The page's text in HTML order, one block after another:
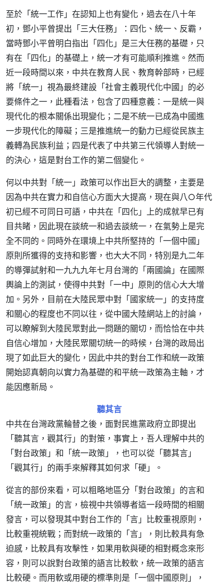
至於「統一工作」在認知上也有變化，過去在八十年
初，鄧小平曾提出「三大任務」：四化、統一、反霸，
當時鄧小平曾明白指出「四化」是三大任務的基礎，只
有在「四化」的基礎上，統一才有可能順利推進。然而
近一段時間以來，中共在教育人民、教育幹部時，已經
將「統一」視為最終建設「社會主義現代化中國」的必
要條件之一，此種看法，包含了四種意義：一是統一與
現代化的根本關係出現變化；二是不統一已成為中國進
一步現代化的障礙；三是推進統一的動力已經從民族主
義轉為民族利益；四是代表了中共第三代領導人對統一
的決心，這是對台工作的第二個變化。
何以中共對「統一」政策可以作出巨大的調整，主要是
因為中共在實力和自信心方面大大提高，現在與八○年代
初已經不可同日可語，中共在「四化」上的成就早已有
目共睹，因此現在談統一和過去談統一，在氣勢上是完
全不同的。同時外在環境上中共所堅持的「一個中國」
原則所獲得的支持和影響，也大大不同，特別是九二年
的導彈試射和一九九九年七月台灣的「兩國論」在國際
輿論上的測試，使得中共對「一中」原則的信心大大增
加。另外，目前在大陸民眾中對「國家統一」的支持度
和關心的程度也不同以往，從中國大陸網站上的討論，
可以瞭解到大陸民眾對此一問題的關切，而恰恰在中共
自信心增加，大陸民眾關切統一的時候，台灣的政局出
現了如此巨大的變化，因此中共的對台工作和統一政策
開始認真朝向以實力為基礎的和平統一政策為主軸，才
能因應新局。
聽其言
中共在台灣政黨輪替之後，面對民進黨政府立即提出
「聽其言，觀其行」的對策，事實上，吾人理解中共的
「對台政策」和「統一政策」，也可以從「聽其言」
「觀其行」的兩手來解釋其如何求「硬」。
從言的部份來看，可以粗略地區分「對台政策」的言和
「統一政策」的言，檢視中共領導者這一段時間的相關
發言，可以發現其中對台工作的「言」比較重視原則，
比較重視統戰；而對統一政策的「言」，則比較具有急
迫感，比較具有攻擊性，如果用軟與硬的相對概念來形
容，則可以說對台政策的語言比較軟，統一政策的語言
比較硬。而用軟或用硬的標準則是「一個中國原則」，